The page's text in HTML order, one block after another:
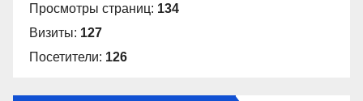
Просмотры страниц: 134
Визиты: 127
Посетители: 126